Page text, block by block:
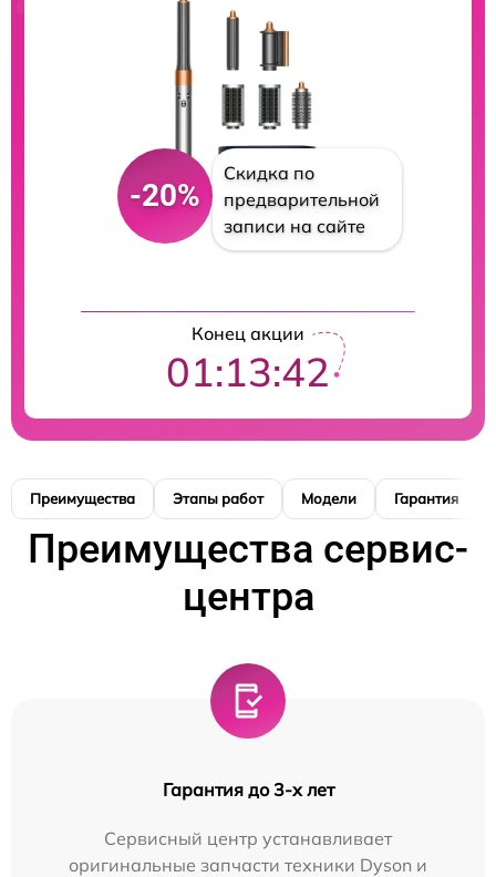
-20%
Скидка по
предварительной
записи на сайте
Конец акции
01:13:41
Преимущества Этапы работ Модели Гарантия
Преимущества сервис-
центра
Гарантия до 3-х лет
Сервисный центр устанавливает
оригинальные запчасти техники Dyson и